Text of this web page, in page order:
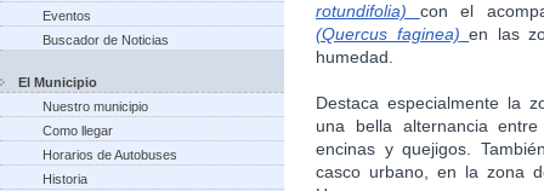
Eventos
Buscador de Noticias
El Municipio
Nuestro municipio
Como llegar
Horarios de Autobuses
Historia
rotundifolia)
con el
(Quercus faginea) en las
humedad.
Destaca especialmente la
una bella alternancia
encinas y quejigos.
casco urbano, en la zona